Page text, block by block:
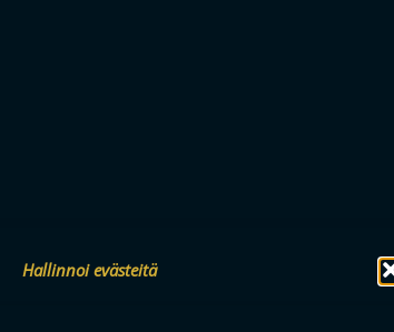
Hallinnoi evästeitä